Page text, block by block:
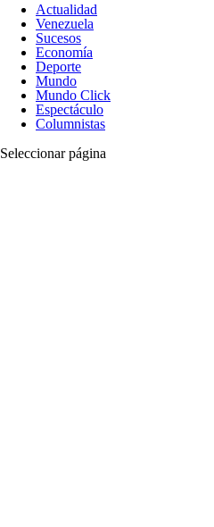
Actualidad
Venezuela
Sucesos
Economía
Deporte
Mundo
Mundo Click
Espectáculo
Columnistas
Seleccionar página